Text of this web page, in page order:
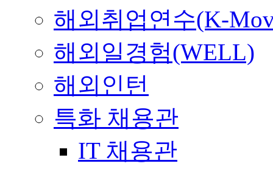
해외취업연수(K-
해외일경험(WELL)
해외인턴
특화 채용관
IT 채용관